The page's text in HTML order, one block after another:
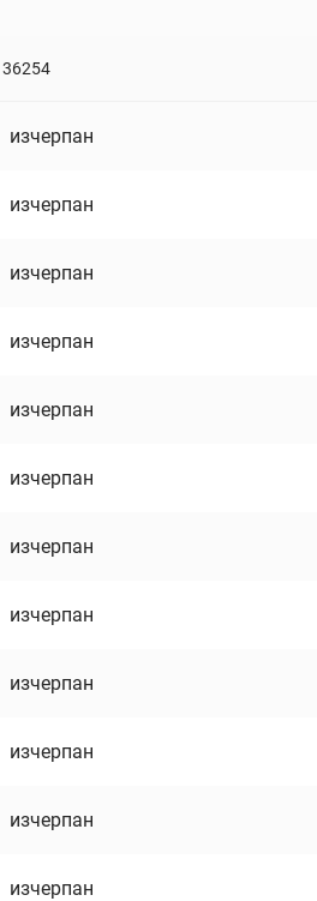
36254
изчерпан
изчерпан
изчерпан
изчерпан
изчерпан
изчерпан
изчерпан
изчерпан
изчерпан
изчерпан
изчерпан
изчерпан